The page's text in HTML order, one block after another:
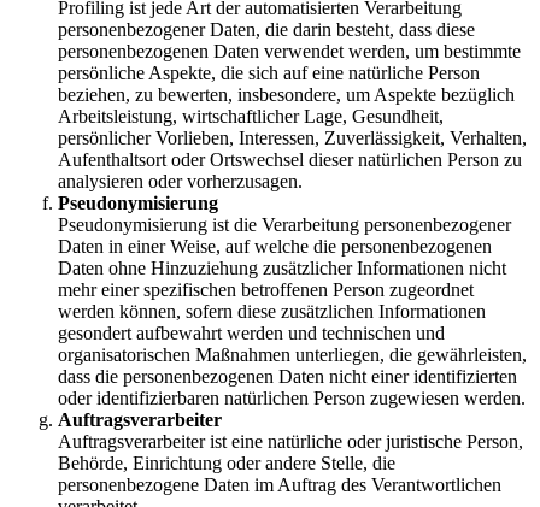
Profiling ist jede Art der automatisierten Verarbeitung
personenbezogener Daten, die darin besteht, dass diese
personenbezogenen Daten verwendet werden, um bestimmte
persönliche Aspekte, die sich auf eine natürliche Person
beziehen, zu bewerten, insbesondere, um Aspekte bezüglich
Arbeitsleistung, wirtschaftlicher Lage, Gesundheit,
persönlicher Vorlieben, Interessen, Zuverlässigkeit, Verhalten,
Aufenthaltsort oder Ortswechsel dieser natürlichen Person zu
analysieren oder vorherzusagen.
Pseudonymisierung
Pseudonymisierung ist die Verarbeitung personenbezogener
Daten in einer Weise, auf welche die personenbezogenen
Daten ohne Hinzuziehung zusätzlicher Informationen nicht
mehr einer spezifischen betroffenen Person zugeordnet
werden können, sofern diese zusätzlichen Informationen
gesondert aufbewahrt werden und technischen und
organisatorischen Maßnahmen unterliegen, die gewährleisten,
dass die personenbezogenen Daten nicht einer identifizierten
oder identifizierbaren natürlichen Person zugewiesen werden.
Auftragsverarbeiter
Auftragsverarbeiter ist eine natürliche oder juristische Person,
Behörde, Einrichtung oder andere Stelle, die
personenbezogene Daten im Auftrag des Verantwortlichen